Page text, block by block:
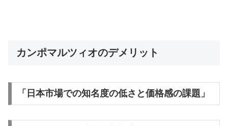
カンポマルツィオのデメリット
「日本市場での知名度の低さと価格感の課題」